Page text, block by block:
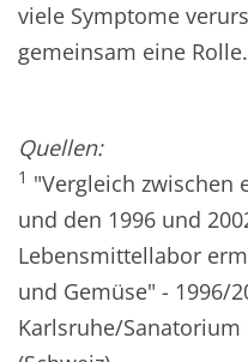
viele Symptome
gemeinsam eine Rolle.
Quellen:
1 "Vergleich zwischen
und den 1996 und
Lebensmittellabor
und Gemüse" - 1996/
Karlsruhe/Sanatorium